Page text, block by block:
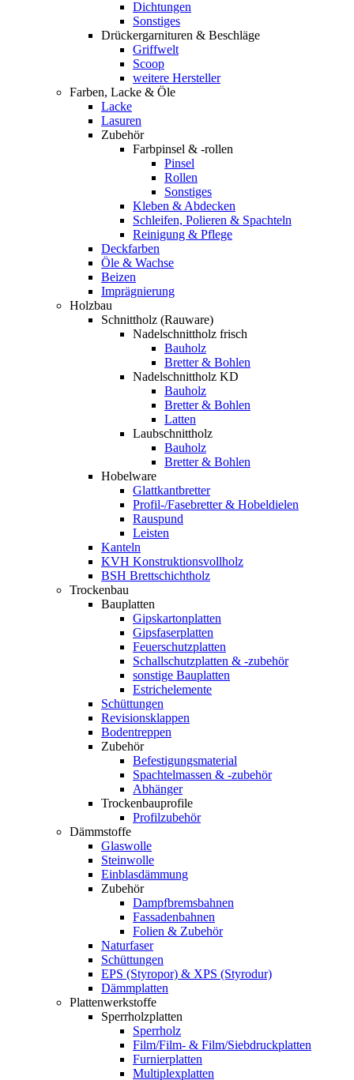
Dichtungen
Sonstiges
Drückergarnituren & Beschläge
Griffwelt
Scoop
weitere Hersteller
Farben, Lacke & Öle
Lacke
Lasuren
Zubehör
Farbpinsel & -rollen
Pinsel
Rollen
Sonstiges
Kleben & Abdecken
Schleifen, Polieren & Spachteln
Reinigung & Pflege
Deckfarben
Öle & Wachse
Beizen
Imprägnierung
Holzbau
Schnittholz (Rauware)
Nadelschnittholz frisch
Bauholz
Bretter & Bohlen
Nadelschnittholz KD
Bauholz
Bretter & Bohlen
Latten
Laubschnittholz
Bauholz
Bretter & Bohlen
Hobelware
Glattkantbretter
Profil-/Fasebretter & Hobeldielen
Rauspund
Leisten
Kanteln
KVH Konstruktionsvollholz
BSH Brettschichtholz
Trockenbau
Bauplatten
Gipskartonplatten
Gipsfaserplatten
Feuerschutzplatten
Schallschutzplatten & -zubehör
sonstige Bauplatten
Estrichelemente
Schüttungen
Revisionsklappen
Bodentreppen
Zubehör
Befestigungsmaterial
Spachtelmassen & -zubehör
Abhänger
Trockenbauprofile
Profilzubehör
Dämmstoffe
Glaswolle
Steinwolle
Einblasdämmung
Zubehör
Dampfbremsbahnen
Fassadenbahnen
Folien & Zubehör
Naturfaser
Schüttungen
EPS (Styropor) & XPS (Styrodur)
Dämmplatten
Plattenwerkstoffe
Sperrholzplatten
Sperrholz
Film/Film- & Film/Siebdruckplatten
Furnierplatten
Multiplexplatten